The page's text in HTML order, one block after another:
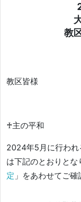
教
教区皆様
♰主の平和
2024年5月に行われ
は下記のとおりと
定 」をあわせてご確